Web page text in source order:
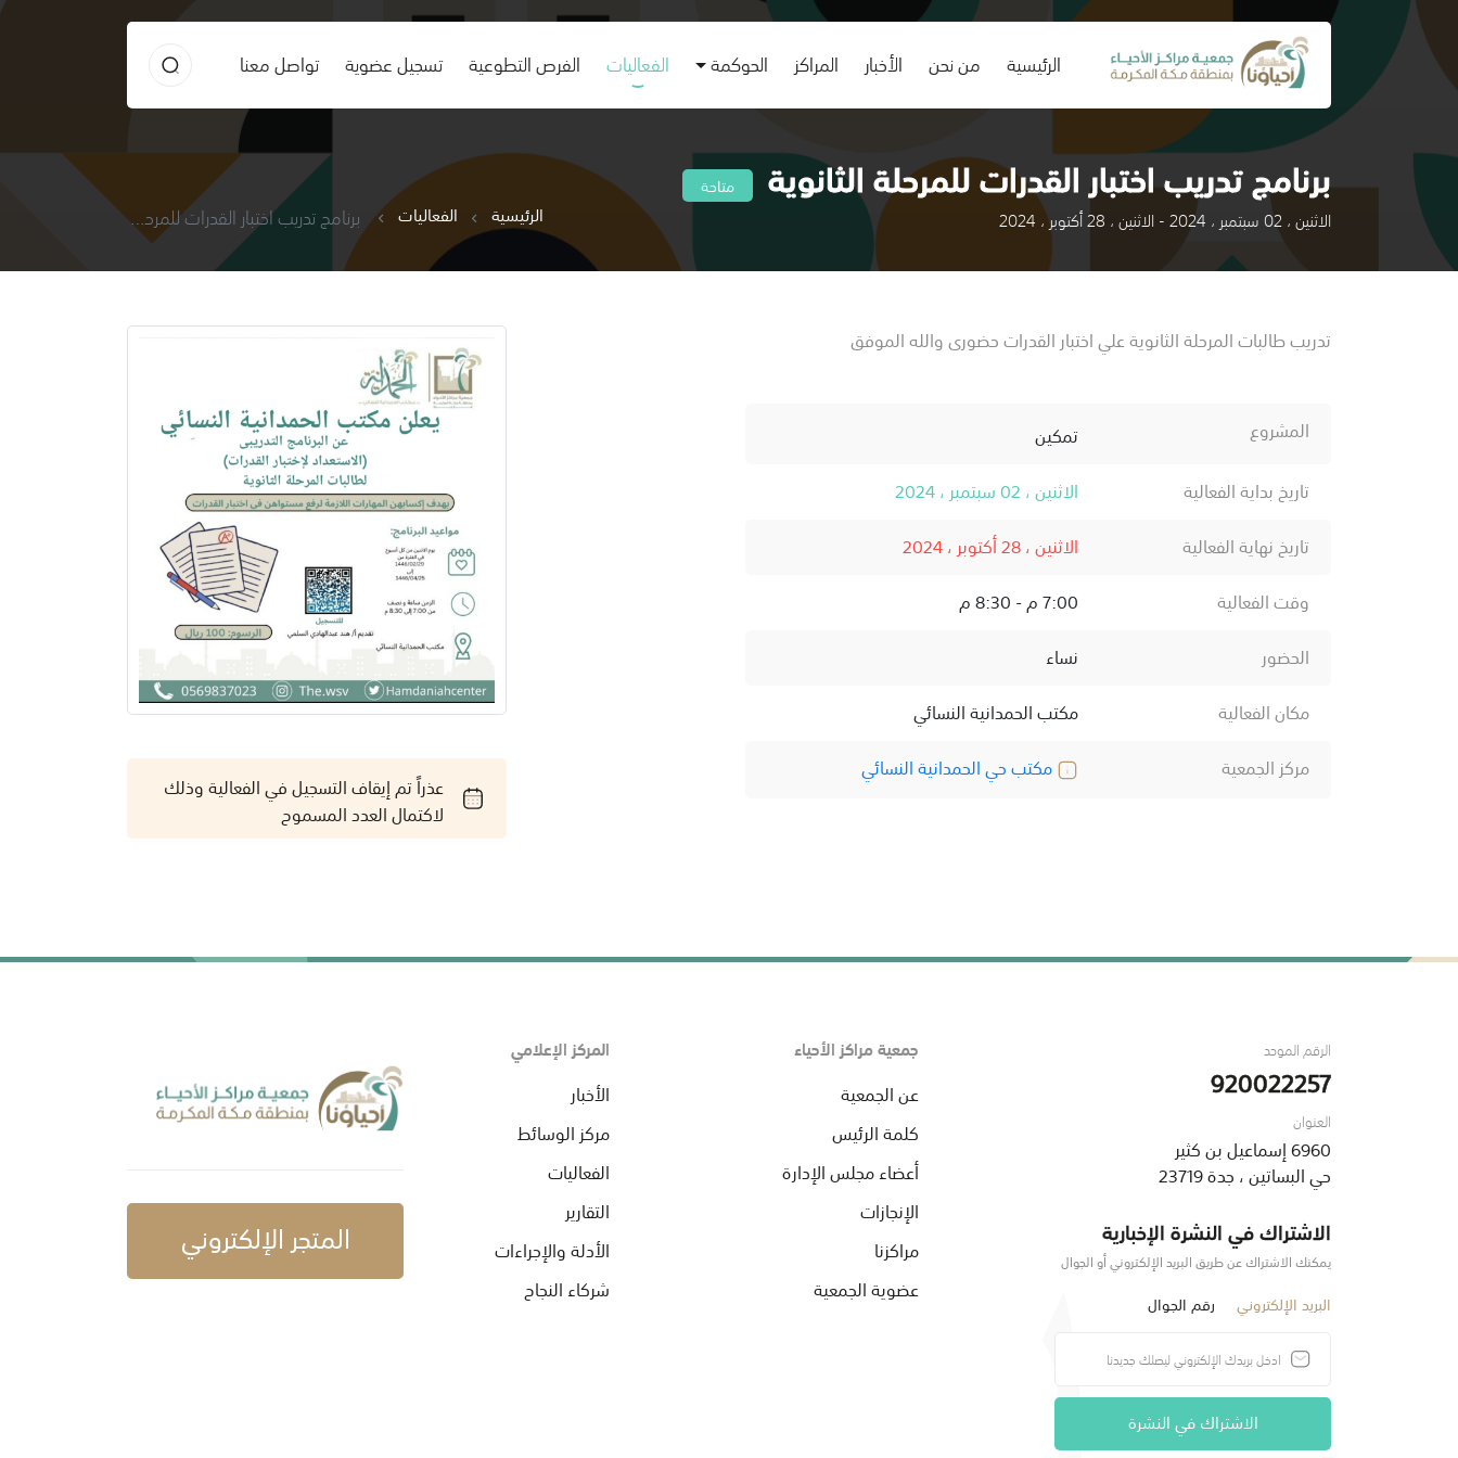
الرئيسية
(current) من نحن الأخبار المراكز الحوكمة الفعاليات الفرص التطوعية تسجيل عضوية تواصل معنا
برنامج تدريب اختبار القدرات للمرحلة الثانوية متاحة
الاثنين ، 02 سبتمبر ، 2024 - الاثنين ، 28 أكتوبر ، 2024 الرئيسية الفعاليات برنامج تدريب اختبار القدرات للمرحلة الثانوية
تدريب طالبات المرحلة الثانوية علي اختبار القدرات حضورى والله الموفق
المشروع
تمكين
تاريخ بداية الفعالية
الاثنين ، 02 سبتمبر ، 2024
تاريخ نهاية الفعالية
الاثنين ، 28 أكتوبر ، 2024
وقت الفعالية
7:00 م - 8:30 م
الحضور
نساء
مكان الفعالية
مكتب الحمدانية النسائي
مركز الجمعية
مكتب حي الحمدانية النسائي
عذراً تم إيقاف التسجيل في الفعالية وذلك
لاكتمال العدد المسموح
الرقم الموحد
920022257
العنوان
6960 إسماعيل بن كثير
حي البساتين ، جدة 23719
الاشتراك في النشرة الإخبارية
يمكنك الاشتراك عن طريق البريد الإلكتروني أو الجوال
البريد الإلكتروني رقم الجوال
الاشتراك في النشرة
جمعية مراكز الأحياء
عن الجمعية
كلمة الرئيس
أعضاء مجلس الإدارة
الإنجازات
مراكزنا
عضوية الجمعية
المركز الإعلامي
الأخبار
مركز الوسائط
الفعاليات
التقارير
الأدلة والإجراءات
شركاء النجاح
المتجر الإلكتروني